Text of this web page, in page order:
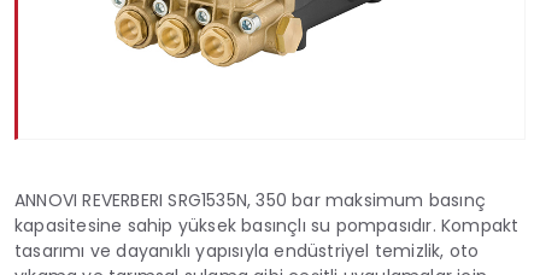
ANNOVI REVERBERI SRG1535N, 350 bar maksimum basınç
kapasitesine sahip yüksek basınçlı su pompasıdır. Kompakt
tasarımı ve dayanıklı yapısıyla endüstriyel temizlik, oto